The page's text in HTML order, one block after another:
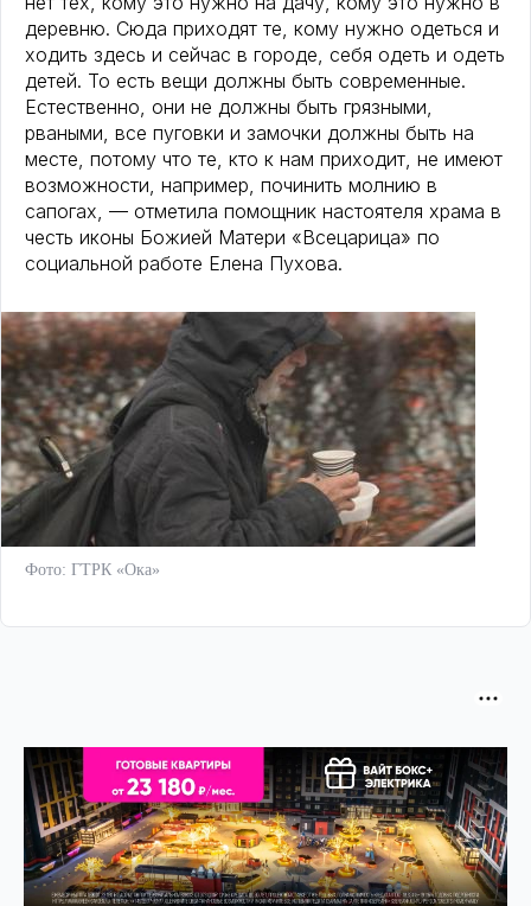
деревню. Сюда приходят те, кому нужно одеться и
ходить здесь и сейчас в городе, себя одеть и одеть
детей. То есть вещи должны быть современные.
Естественно, они не должны быть грязными,
рваными, все пуговки и замочки должны быть на
месте, потому что те, кто к нам приходит, не имеют
возможности, например, починить молнию в
сапогах, — отметила помощник настоятеля храма в
честь иконы Божией Матери «Всецарица» по
социальной работе Елена Пухова.
Фото: ГТРК «Ока»